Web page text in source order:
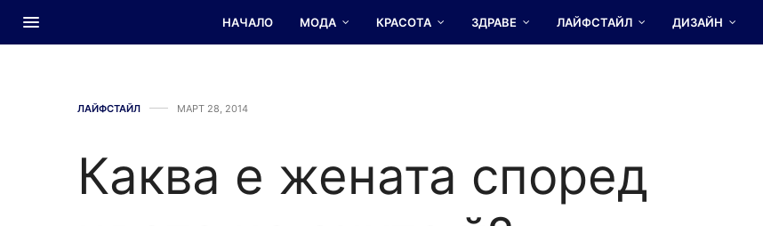
НАЧАЛО МОДА КРАСОТА ЗДРАВЕ ЛАЙФСТАЙЛ ДИЗАЙН
ЛАЙФСТАЙЛ МАРТ 28, 2014
Каква е жената според